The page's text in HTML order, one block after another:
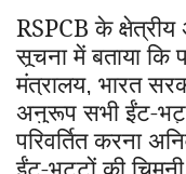
RSPCB के क्षेत्रीय
सूचना में बताया कि
मंत्रालय, भारत
अनुरूप सभी ईंट-
परिवर्तित करना
ईंट-भट्टों की चिमनी